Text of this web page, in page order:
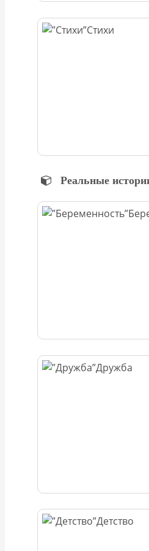
Стихи
Реальные
Дружба
Детство